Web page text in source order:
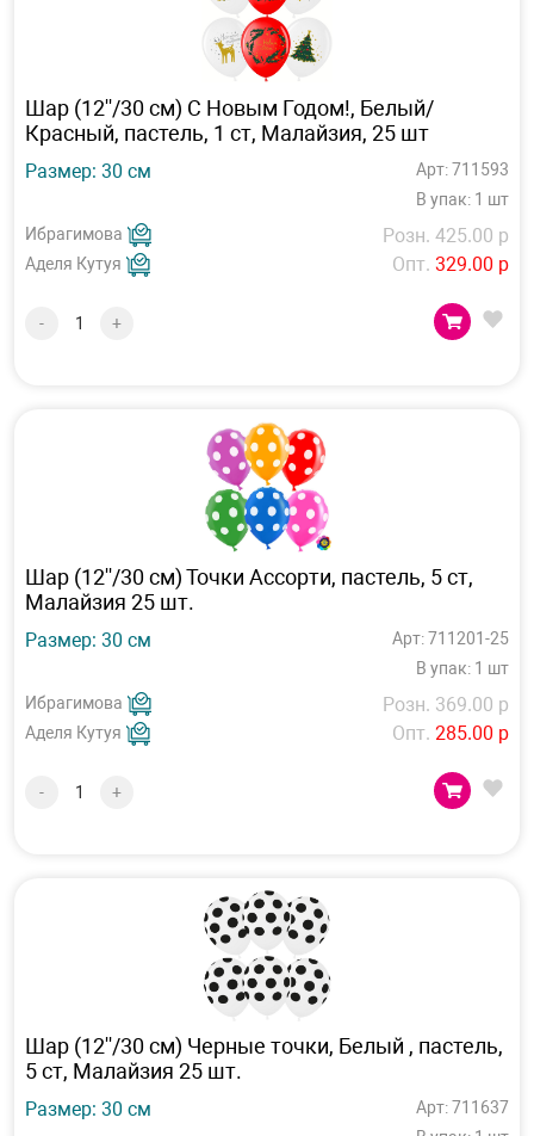
Шар (12''/30 см) С Новым Годом!, Белый/
Красный, пастель, 1 ст, Малайзия, 25 шт
Размер: 30 см
Арт: 711593
В упак: 1 шт
Ибрагимова
Аделя Кутуя
Розн. 425.00 р
Опт. 329.00 р
- +
Шар (12''/30 см) Точки Ассорти, пастель, 5 ст,
Малайзия 25 шт.
Размер: 30 см
Арт: 711201-25
В упак: 1 шт
Ибрагимова
Аделя Кутуя
Розн. 369.00 р
Опт. 285.00 р
- +
Шар (12''/30 см) Черные точки, Белый , пастель,
5 ст, Малайзия 25 шт.
Размер: 30 см
Арт: 711637